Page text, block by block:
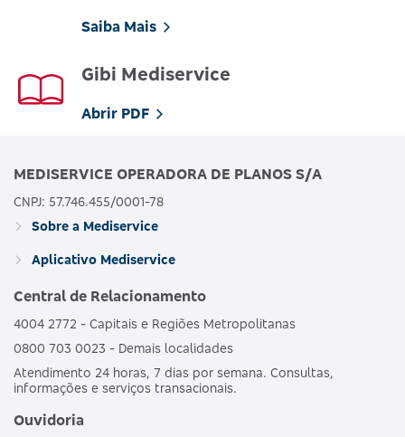
Saiba Mais
Gibi Mediservice
Abrir PDF
MEDISERVICE OPERADORA DE PLANOS S/A
CNPJ: 57.746.455/0001-78
Sobre a Mediservice
Aplicativo Mediservice
Central de Relacionamento
4004 2772 - Capitais e Regiões Metropolitanas
0800 703 0023 - Demais localidades
Atendimento 24 horas, 7 dias por semana. Consultas,
informações e serviços transacionais.
Ouvidoria